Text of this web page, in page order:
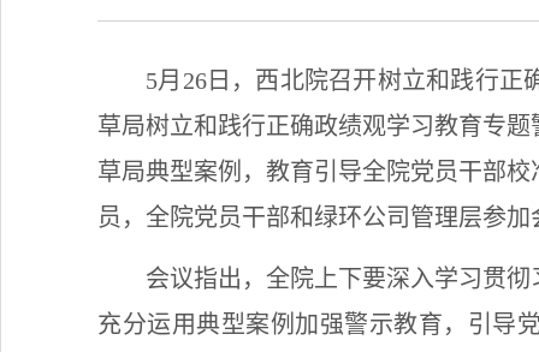
5月26日，西北院召开树立和践行
草局树立和践行正确政绩观学习教育专
草局典型案例，教育引导全院党员干部
员，全院党员干部和绿环公司管理层参加
会议指出，全院上下要深入学习贯
充分运用典型案例加强警示教育，引导